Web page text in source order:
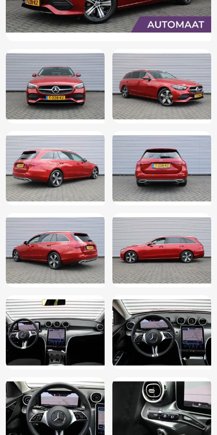
Binnenspiegel automatisch dimmend
Buitenspiegels met verlichting
Centrale airbag voor
Grootlichtassistent
Hoofd airbag(s) achter
Hoofd airbag(s) voor
Lendesteunen (verstelbaar)
Multimedia-voorbereiding
Verkeersbord detectie
Verlaagde carrosserie
Zij airbag(s) voor
Elektrisch verstelbare stoel(en)
Premium Audio Systeem
Half leder/stoffen bekleding
Lichtmetalen velgen 17"
Premium kleur
Rijstrooksensor met correctie